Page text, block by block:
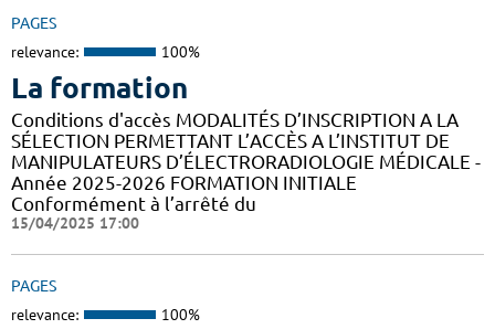
PAGES
relevance: 100%
La formation
Conditions d'accès MODALITÉS D’INSCRIPTION A LA
SÉLECTION PERMETTANT L’ACCÈS A L’INSTITUT DE
MANIPULATEURS D’ÉLECTRORADIOLOGIE MÉDICALE -
Année 2025-2026 FORMATION INITIALE
Conformément à l’arrêté du
15/04/2025 17:00
PAGES
relevance: 100%